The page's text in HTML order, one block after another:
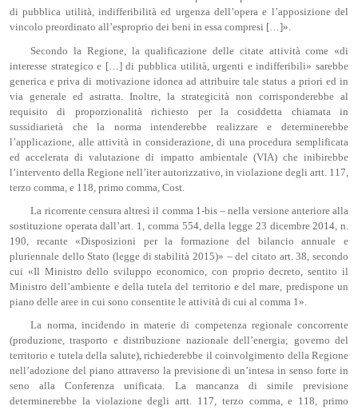
di pubblica utilità, indifferibilità ed urgenza dell’opera e l’apposizione del
vincolo preordinato all’esproprio dei beni in essa compresi […]».
Secondo la Regione, la qualificazione delle citate attività come «di
interesse strategico e […] di pubblica utilità, urgenti e indifferibili» sarebbe
generica e priva di motivazione idonea ad attribuire tale status a priori ed in
via generale ed astratta. Inoltre, la strategicità non corrisponderebbe al
requisito di proporzionalità richiesto per la cosiddetta chiamata in
sussidiarietà che la norma intenderebbe realizzare e determinerebbe
l’applicazione, alle attività in considerazione, di una procedura semplificata
ed accelerata di valutazione di impatto ambientale (VIA) che inibirebbe
l’intervento della Regione nell’iter autorizzativo, in violazione degli artt. 117,
terzo comma, e 118, primo comma, Cost.
La ricorrente censura altresì il comma 1-bis – nella versione anteriore alla
sostituzione operata dall’art. 1, comma 554, della legge 23 dicembre 2014, n.
190, recante «Disposizioni per la formazione del bilancio annuale e
pluriennale dello Stato (legge di stabilità 2015)» – del citato art. 38, secondo
cui «Il Ministro dello sviluppo economico, con proprio decreto, sentito il
Ministro dell’ambiente e della tutela del territorio e del mare, predispone un
piano delle aree in cui sono consentite le attività di cui al comma 1».
La norma, incidendo in materie di competenza regionale concorrente
(produzione, trasporto e distribuzione nazionale dell’energia; governo del
territorio e tutela della salute), richiederebbe il coinvolgimento della Regione
nell’adozione del piano attraverso la previsione di un’intesa in senso forte in
seno alla Conferenza unificata. La mancanza di simile previsione
determinerebbe la violazione degli artt. 117, terzo comma, e 118, primo